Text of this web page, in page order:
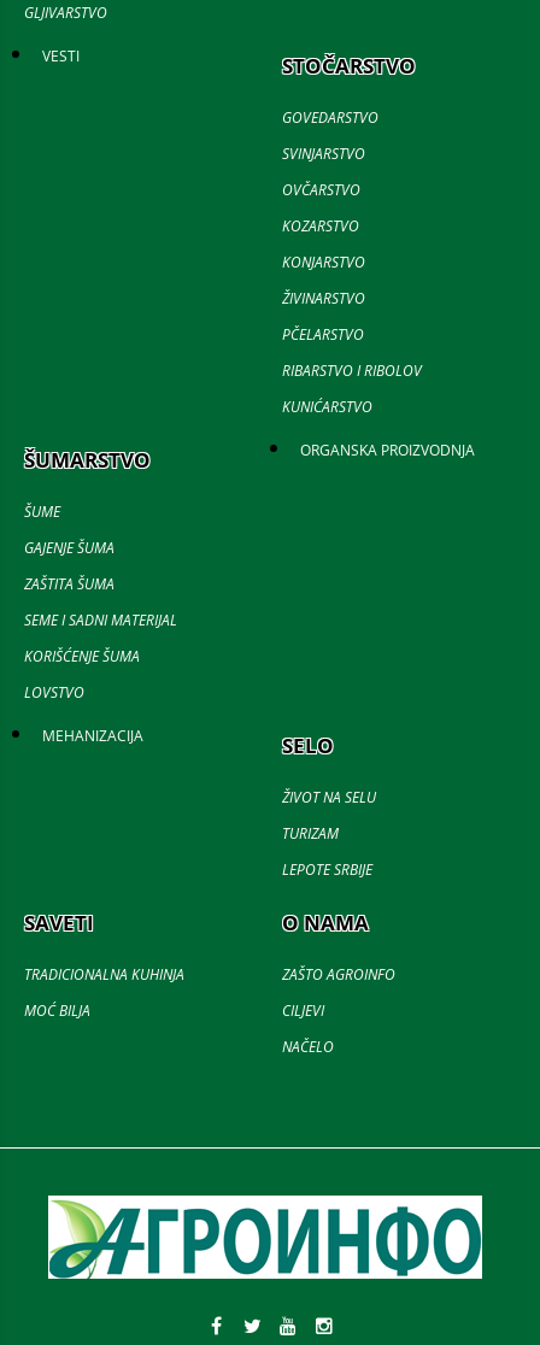
GLJIVARSTVO
VESTI STOČARSTVO
GOVEDARSTVO
SVINJARSTVO
OVČARSTVO
KOZARSTVO
KONJARSTVO
ŽIVINARSTVO
PČELARSTVO
RIBARSTVO I RIBOLOV
KUNIĆARSTVO
ŠUMARSTVO
ŠUME
GAJENJE ŠUMA
ZAŠTITA ŠUMA
SEME I SADNI MATERIJAL
KORIŠĆENJE ŠUMA
LOVSTVO
ORGANSKA PROIZVODNJA
MEHANIZACIJA SELO
ŽIVOT NA SELU
TURIZAM
LEPOTE SRBIJE
SAVETI
TRADICIONALNA KUHINJA
MOĆ BILJA
O NAMA
ZAŠTO AGROINFO
CILJEVI
NAČELO